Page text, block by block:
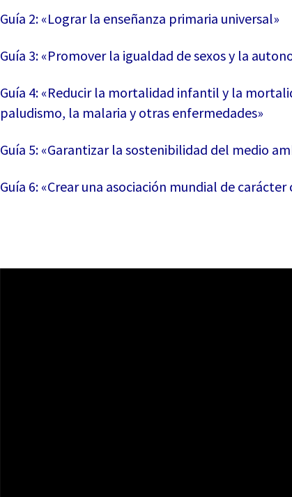
Guía 2: «Lograr la enseñanza primaria universal»
Guía 3: «Promover la igualdad de sexos y la
Guía 4: «Reducir la mortalidad infantil y la
paludismo, la malaria y otras enfermedades»
Guía 5: «Garantizar la sostenibilidad del medio
Guía 6: «Crear una asociación mundial de